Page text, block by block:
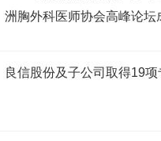
洲胸外科医师协会高峰论坛
良信股份及子公司取得19项